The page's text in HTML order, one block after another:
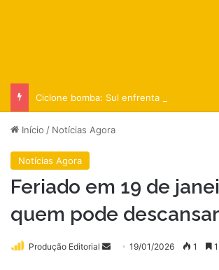
Início / Notícias Agora
Notícias Agora
Feriado em 19 de
quem pode
Produção Editorial
Mande19/01/2026 1